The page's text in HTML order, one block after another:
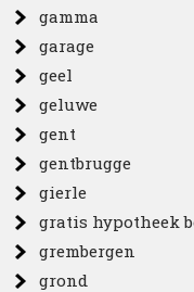
gamma
garage
geel
geluwe
gent
gentbrugge
gierle
gratis hypotheek
grembergen
grond